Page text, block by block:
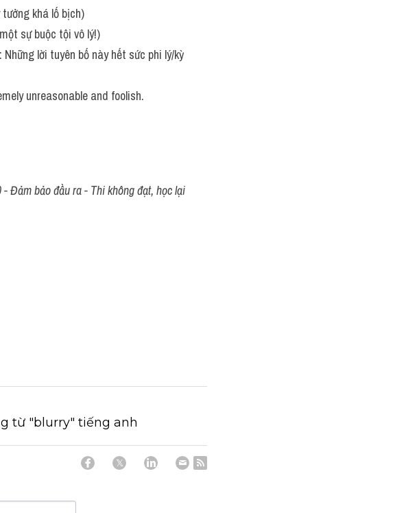
khá lố bịch)
sự buộc tội vô lý!)
lời tuyên bố này hết sức phi lý/kỳ
unreasonable and foolish.
Đảm bảo đầu ra - Thi không đạt, học lại
từ "blurry" tiếng anh